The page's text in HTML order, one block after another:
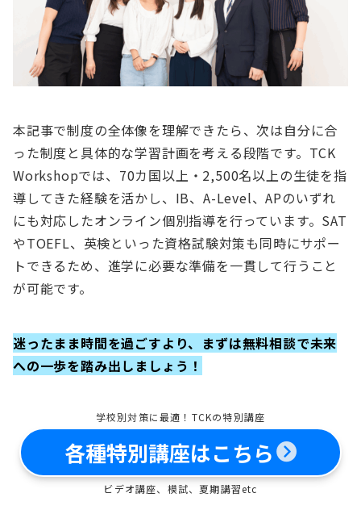
本記事で制度の全体像を理解できたら、次は自分に合
った制度と具体的な学習計画を考える段階です。TCK
Workshopでは、70カ国以上・2,500名以上の生徒を指
導してきた経験を活かし、IB、A-Level、APのいずれ
にも対応したオンライン個別指導を行っています。SAT
やTOEFL、英検といった資格試験対策も同時にサポー
トできるため、進学に必要な準備を一貫して行うこと
が可能です。
迷ったまま時間を過ごすより、まずは無料相談で未来
への一歩を踏み出しましょう！
学校別対策に最適！TCKの特別講座
各種特別講座はこちら
ビデオ講座、模試、夏期講習etc